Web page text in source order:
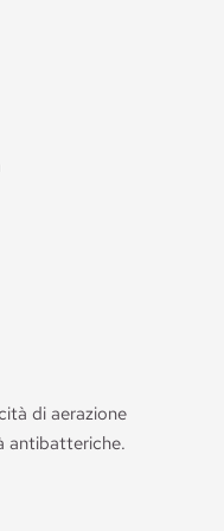
di aerazione
antibatteriche.